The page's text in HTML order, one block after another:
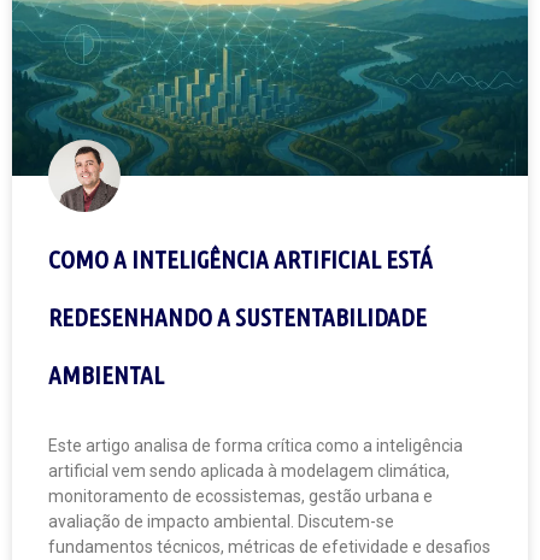
COMO A INTELIGÊNCIA ARTIFICIAL ESTÁ
REDESENHANDO A SUSTENTABILIDADE
AMBIENTAL
Este artigo analisa de forma crítica como a inteligência
artificial vem sendo aplicada à modelagem climática,
monitoramento de ecossistemas, gestão urbana e
avaliação de impacto ambiental. Discutem-se
fundamentos técnicos, métricas de efetividade e desafios